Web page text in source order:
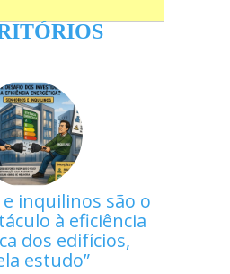
inquilinos são o
à eficiência
dos edifícios,
estudo